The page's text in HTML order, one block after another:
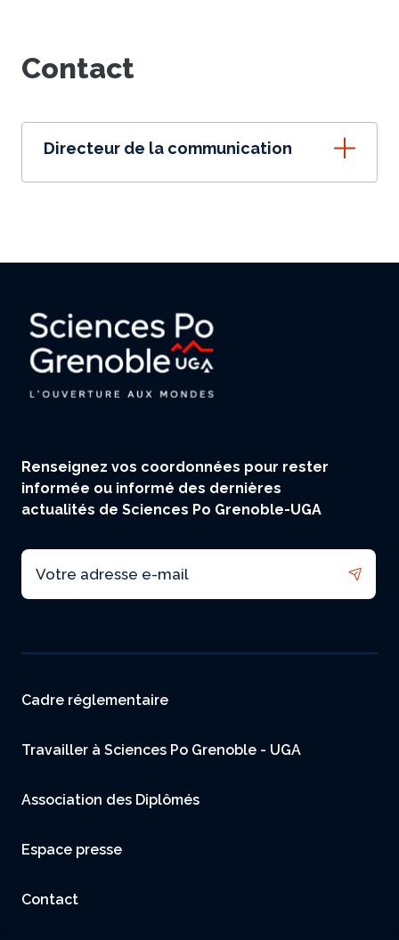
Contact
Directeur de la communication
Renseignez vos coordonnées pour rester
informée ou informé des dernières
actualités de Sciences Po Grenoble-UGA
Email
Menu footer
Cadre réglementaire
Travailler à Sciences Po Grenoble - UGA
Association des Diplômés
Espace presse
Contact